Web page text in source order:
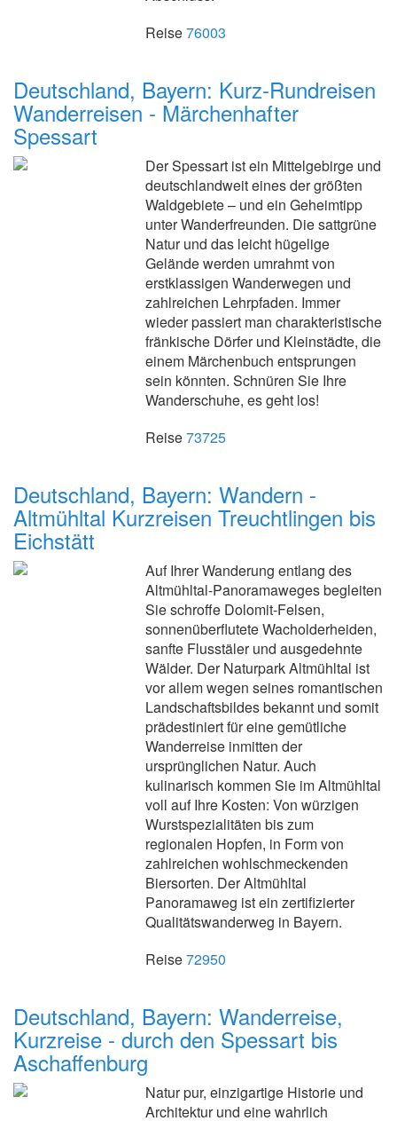
Reise76003
Deutschland, Bayern: Kurz-Rundreisen
Wanderreisen - Märchenhafter
Spessart
Der Spessart ist ein Mittelgebirge und
deutschlandweit eines der größten
Waldgebiete – und ein Geheimtipp
unter Wanderfreunden. Die sattgrüne
Natur und das leicht hügelige
Gelände werden umrahmt von
erstklassigen Wanderwegen und
zahlreichen Lehrpfaden. Immer
wieder passiert man charakteristische
fränkische Dörfer und Kleinstädte, die
einem Märchenbuch entsprungen
sein könnten. Schnüren Sie Ihre
Wanderschuhe, es geht los!
Reise73725
Deutschland, Bayern: Wandern -
Altmühltal Kurzreisen Treuchtlingen bis
Eichstätt
Auf Ihrer Wanderung entlang des
Altmühltal-Panoramaweges begleiten
Sie schroffe Dolomit-Felsen,
sonnenüberflutete Wacholderheiden,
sanfte Flusstäler und ausgedehnte
Wälder. Der Naturpark Altmühltal ist
vor allem wegen seines romantischen
Landschaftsbildes bekannt und somit
prädestiniert für eine gemütliche
Wanderreise inmitten der
ursprünglichen Natur. Auch
kulinarisch kommen Sie im Altmühltal
voll auf Ihre Kosten: Von würzigen
Wurstspezialitäten bis zum
regionalen Hopfen, in Form von
zahlreichen wohlschmeckenden
Biersorten. Der Altmühltal
Panoramaweg ist ein zertifizierter
Qualitätswanderweg in Bayern.
Reise72950
Deutschland, Bayern: Wanderreise,
Kurzreise - durch den Spessart bis
Aschaffenburg
Natur pur, einzigartige Historie und
Architektur und eine wahrlich